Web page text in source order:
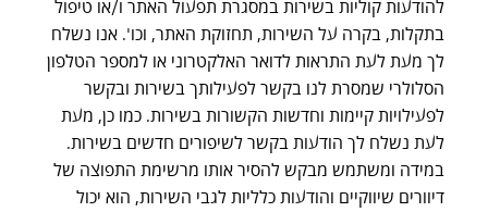
להודעות קוליות בשירות במסגרת תפעול האתר ו/או טיפול
בתקלות, בקרה על השירות, תחזוקת האתר, וכו'. אנו נשלח
לך מעת לעת התראות לדואר האלקטרוני או למספר הטלפון
הסלולרי שמסרת לנו בקשר לפעילותך בשירות ובקשר
לפעילויות קיימות וחדשות הקשורות בשירות. כמו כן, מעת
לעת נשלח לך הודעות בקשר לשיפורים חדשים בשירות.
במידה ומשתמש מבקש להסיר אותו מרשימת התפוצה של
דיוורים שיווקיים והודעות כלליות לגבי השירות, הוא יכול